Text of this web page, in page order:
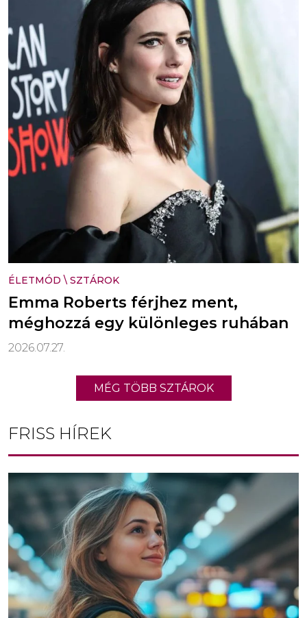
ÉLETMÓD \ SZTÁROK
Emma Roberts férjhez ment,
méghozzá egy különleges ruhában
2026.07.27.
MÉG TÖBB SZTÁROK
FRISS HÍREK